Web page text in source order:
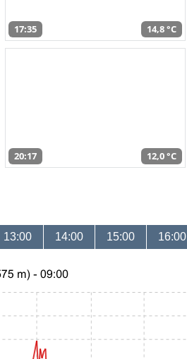
17:35 14,8 °C
20:17 12,0 °C
13:00 14:00 15:00 16:00